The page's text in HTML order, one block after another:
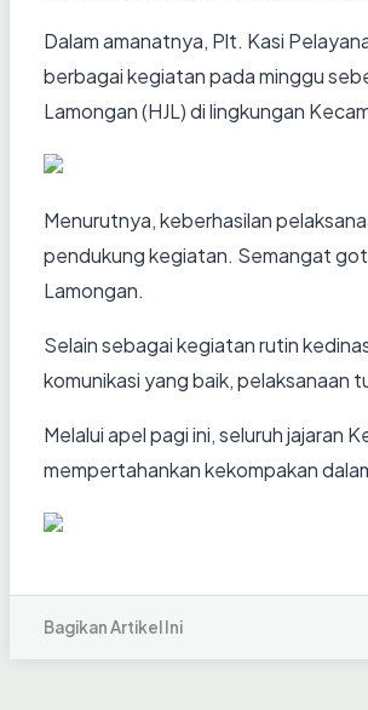
Dalam amanatnya, Plt. Kasi
berbagai kegiatan pada minggu
Lamongan (HJL) di lingkungan
Menurutnya, keberhasilan
pendukung kegiatan. Semangat
Lamongan.
Selain sebagai kegiatan rutin
komunikasi yang baik, pelaksanaan
Melalui apel pagi ini, seluruh
mempertahankan kekompakan
Bagikan Artikel Ini